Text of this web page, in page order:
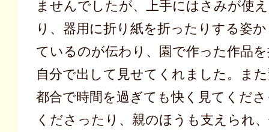
ませんでしたが、上手にはさみが使
り、器用に折り紙を折ったりする姿
ているのが伝わり、園で作った作品
自分で出して見せてくれました。ま
都合で時間を過ぎても快く見てくだ
くださったり、親のほうも支えられ